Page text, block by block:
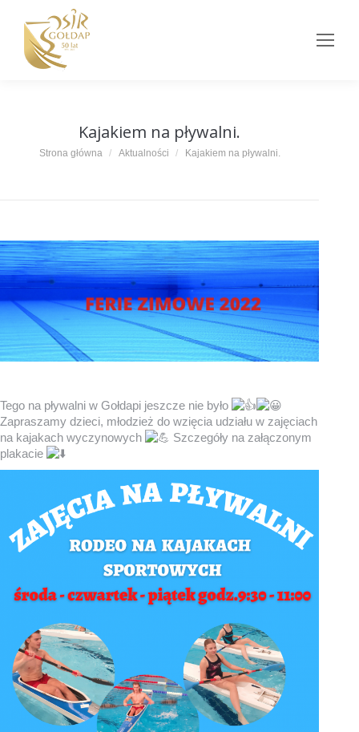
Kajakiem na pływalni.
Jesteś tutaj:
Strona główna Aktualności Kajakiem na pływalni.
Tego na pływalni w Gołdapi jeszcze nie było
Zapraszamy dzieci, młodzież do wzięcia udziału w zajęciach
na kajakach wyczynowych
Szczegóły na załączonym
plakacie